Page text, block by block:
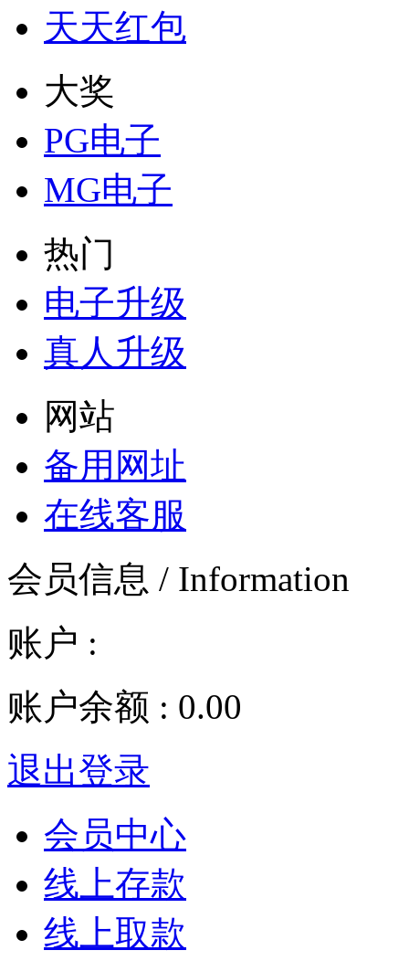
天天红包
大奖
PG电子
MG电子
热门
电子升级
真人升级
网站
备用网址
在线客服
会员信息 / Information
账户 :
账户余额 : 0.00
退出登录
会员中心
线上存款
线上取款